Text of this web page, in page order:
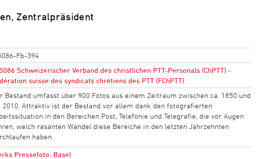
Zentralpräsident
Fb-394
Schweizerischer Verband des christlichen PTT-Personals (ChPTT) -
suisse des syndicats chrétiens des PTT (FChPTT)
Bestand umfasst über 900 Fotos aus einem Zeitraum zwischen ca. 1850 und
2010. Attraktiv ist der Bestand vor allem dank den fotografierten
in den Bereichen Post, Telefonie und Telegrafie, die vor Augen
welch rasanten Wandel diese Bereiche in den letzten Jahrzehnten
haben.
Pressefoto: Basel